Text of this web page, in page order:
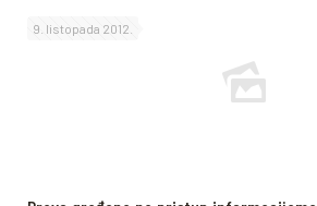
9. listopada 2012.